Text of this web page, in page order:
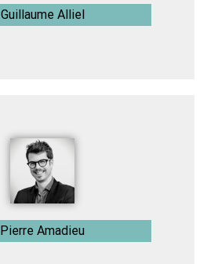
Guillaume Alliel
Pierre Amadieu